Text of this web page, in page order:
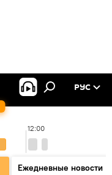
РУС
12:00
Ежедневные новости